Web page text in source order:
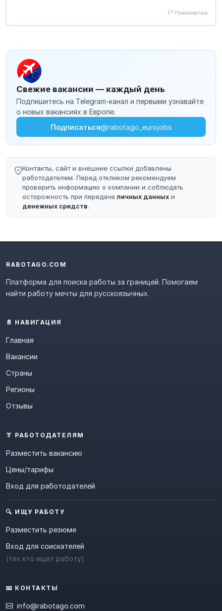
Пожаловаться
Свежие вакансии — каждый день
Подпишитесь на Telegram-канал и первыми узнавайте
о новых вакансиях в Европе.
Подписаться@rabotago_eurojobs
Контакты, сайт и внешние ссылки добавлены
работодателем. Перед откликом рекомендуем
проверить информацию о компании и соблюдать
осторожность при передачеличных данных и
денежных средств.
RABOTAGO.COM
Платформа для поиска работы за границей. Помогаем
найти работу мечты для русскоязычных.
📄 НАВИГАЦИЯ
Главная
Вакансии
Страны
Регионы
Отзывы
👔 РАБОТОДАТЕЛЯМ
Разместить вакансию
Цены/тарифы
Вход для работодателей
🔍 ИЩУ РАБОТУ
Разместить резюме
Вход для соискателей
(тех кто ищет работу)
📧 КОНТАКТЫ
info@rabotago.com